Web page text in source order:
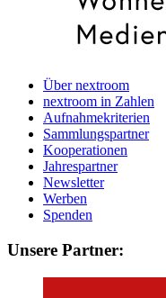
Über nextroom
nextroom in Zahlen
Aufnahmekriterien
Sammlungspartner
Kooperationen
Jahrespartner
Newsletter
Werben
Spenden
Unsere Partner: